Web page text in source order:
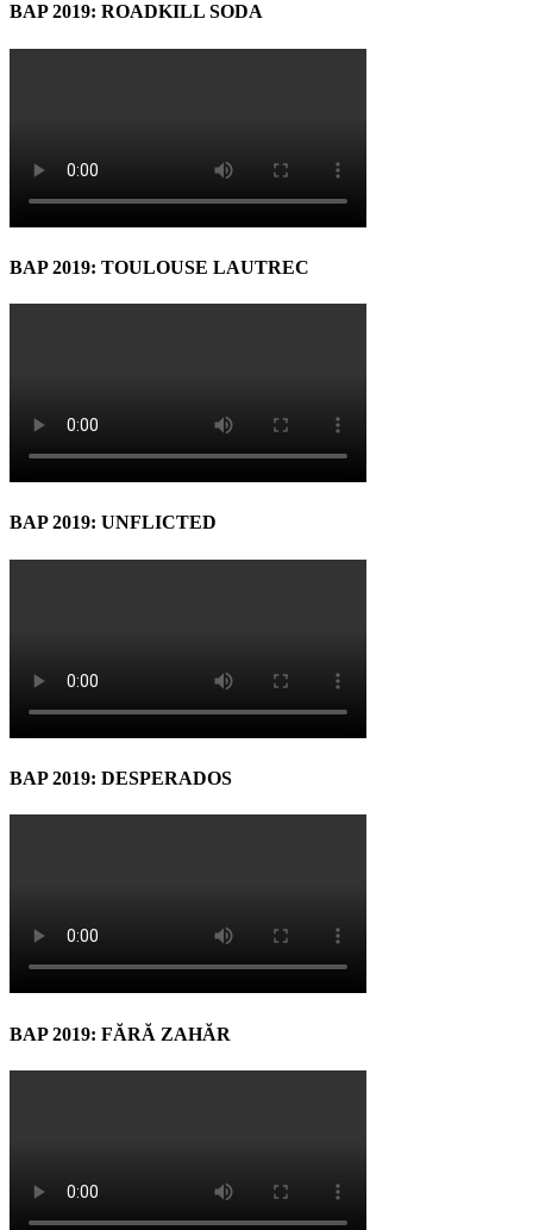
BAP 2019: ROADKILL SODA
BAP 2019: TOULOUSE LAUTREC
BAP 2019: UNFLICTED
BAP 2019: DESPERADOS
BAP 2019: FĂRĂ ZAHĂR